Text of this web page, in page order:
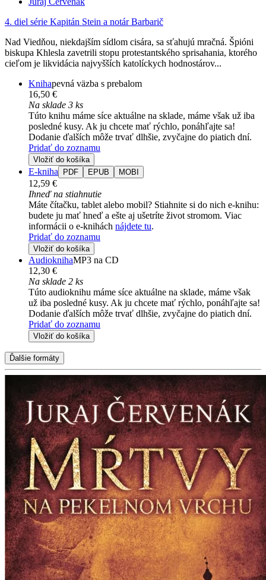
4. diel série Kapitán Stein a notár Barbarič
Nad Viedňou, niekdajším sídlom cisára, sa sťahujú mračná. Špióni
biskupa Khlesla zavetrili stopu protestantského sprisahania, ktorého
cieľom je likvidácia najvyšších katolíckych hodnostárov...
Knihapevná väzba s prebalom
16,50 €
Na sklade 3 ks
Túto knihu máme síce aktuálne na sklade, máme však už iba
posledné kusy. Ak ju chcete mať rýchlo, ponáhľajte sa!
Dodanie ďalších môže trvať dlhšie, zvyčajne do piatich dní.
Pridať do zoznamu
Vložiť do košíka
E-kniha PDF EPUB MOBI
12,59 €
Ihneď na stiahnutie
Máte čítačku, tablet alebo mobil? Stiahnite si do nich e-knihu:
budete ju mať hneď a ešte aj ušetríte život stromom. Viac
informácii o e-knihách nájdete tu.
Pridať do zoznamu
Vložiť do košíka
AudioknihaMP3 na CD
12,30 €
Na sklade 2 ks
Túto audioknihu máme síce aktuálne na sklade, máme však
už iba posledné kusy. Ak ju chcete mať rýchlo, ponáhľajte sa!
Dodanie ďalších môže trvať dlhšie, zvyčajne do piatich dní.
Pridať do zoznamu
Vložiť do košíka
Ďalšie formáty